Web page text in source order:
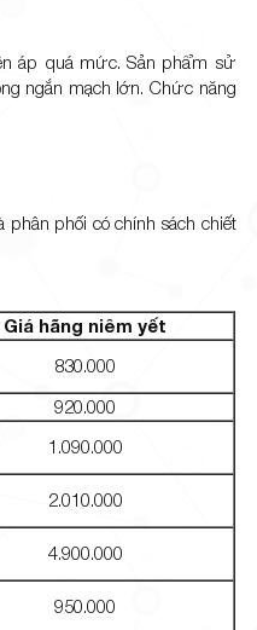
áp quá mức. Sản phẩm sử
ngắn mạch lớn. Chức năng
phối có chính sách chiết
Giá hãng niêm yết
830.000
920.000
1.090.000
2.010.000
4.900.000
950.000